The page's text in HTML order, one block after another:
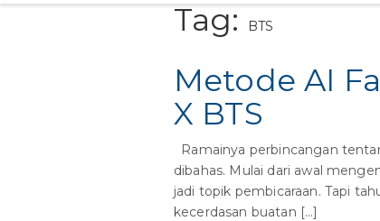
Tag: BTS
Metode AI
X BTS
Ramainya perbincangan
dibahas. Mulai dari awal
jadi topik pembicaraan. Tapi
kecerdasan buatan […]